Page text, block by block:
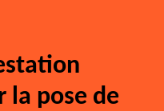
la pose de